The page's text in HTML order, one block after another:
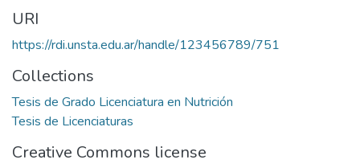
URI
https://rdi.unsta.edu.ar/handle/123456789/751
Collections
Tesis de Grado Licenciatura en Nutrición
Tesis de Licenciaturas
Creative Commons license